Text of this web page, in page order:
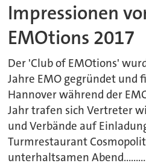
Impressionen
EMOtions 2017
Der 'Club of EMOtions'
Jahre EMO gegründet und
Hannover während der
Jahr trafen sich Vertreter
und Verbände auf
Turmrestaurant
unterhaltsamen